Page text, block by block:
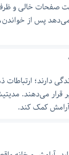
١ به اهمیت صفحات
پس از
دارند؛ ارتباطات
قرار می‌دهند.
کمک کند.